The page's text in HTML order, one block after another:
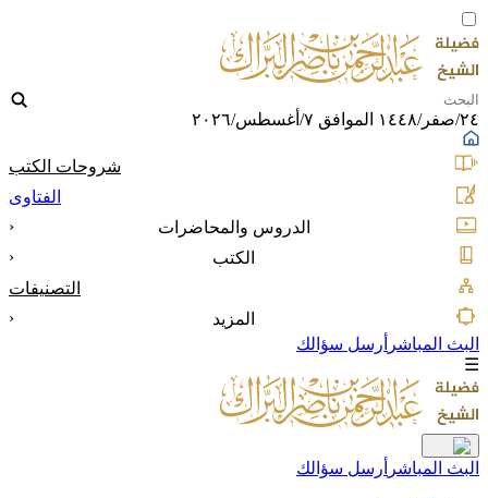
٢٤/صفر/١٤٤٨ الموافق ٧/أغسطس/٢٠٢٦
شروحات الكتب
الفتاوى
الدروس والمحاضرات
‹
الكتب
‹
التصنيفات
المزيد
‹
البث المباشر أرسل سؤالك
☰
البث المباشر أرسل سؤالك